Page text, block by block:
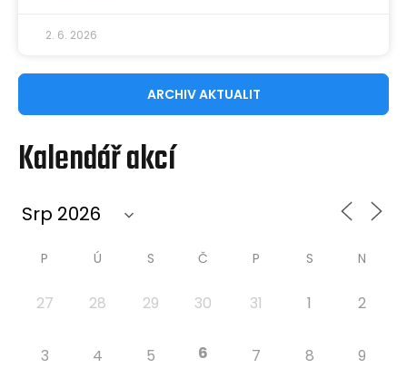
2. 6. 2026
ARCHIV AKTUALIT
Kalendář akcí
P Ú S Č P S N
27 28 29 30 31 1 2
3 4 5 6 7 8 9